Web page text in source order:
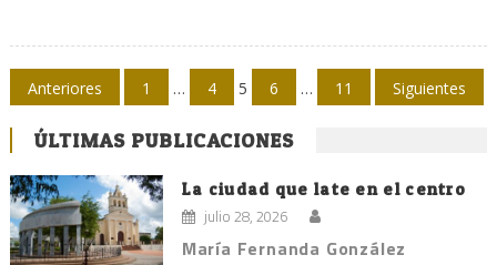
Navegación
de
entradas
Anteriores 1 … 4 5 6 … 11 Siguientes
ÚLTIMAS PUBLICACIONES
La ciudad que late en el centro
julio 28, 2026
María Fernanda González